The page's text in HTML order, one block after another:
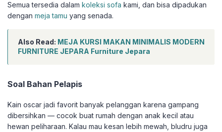
Semua tersedia dalam koleksi sofa kami, dan bisa dipadukan
dengan meja tamu yang senada.
Also Read: MEJA KURSI MAKAN MINIMALIS MODERN
FURNITURE JEPARA Furniture Jepara
Soal Bahan Pelapis
Kain oscar jadi favorit banyak pelanggan karena gampang
dibersihkan — cocok buat rumah dengan anak kecil atau
hewan peliharaan. Kalau mau kesan lebih mewah, bludru juga